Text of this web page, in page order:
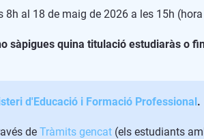
8h al 18 de maig de 2026 a les 15h
sàpigues quina titulació estudiaràs o
d'Educació i Formació Professional.
de Tràmits gencat (els estudiants